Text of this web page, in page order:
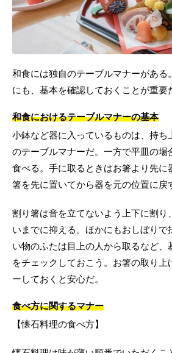
和食には独自のテーブルマナーがある
にも、基本を確認しておくことが重要
和食におけるテーブルマナーの基本
小鉢など器に入っているものは、持ち
のテーブルマナーだ。一方で平皿の場
食べる。手に取るときはお箸より先に
箸を先に置いてから器を元の位置に戻
割り箸は音を立てないよう上下に割り
いまでに抑える。ほかにもおしぼりで
い物のふたは目上の人から取るなど、
をチェックしておこう。お箸の取り上
ーしておくと安心だ。
食べ方に関するマナー
【懐石料理の食べ方】